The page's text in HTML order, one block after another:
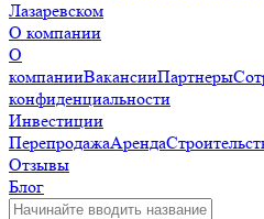
Лазаревском
О компании
О
компанииВакансииПартнеры
конфиденциальности
Инвестиции
ПерепродажаАренда
Отзывы
Блог